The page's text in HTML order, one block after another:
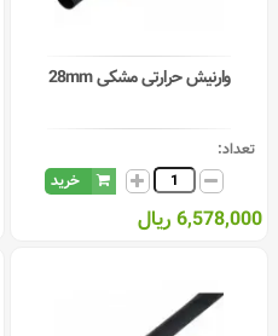
وارنیش حرارتی مشکی 28mm
تعداد:
خرید
6,578,000 ریال